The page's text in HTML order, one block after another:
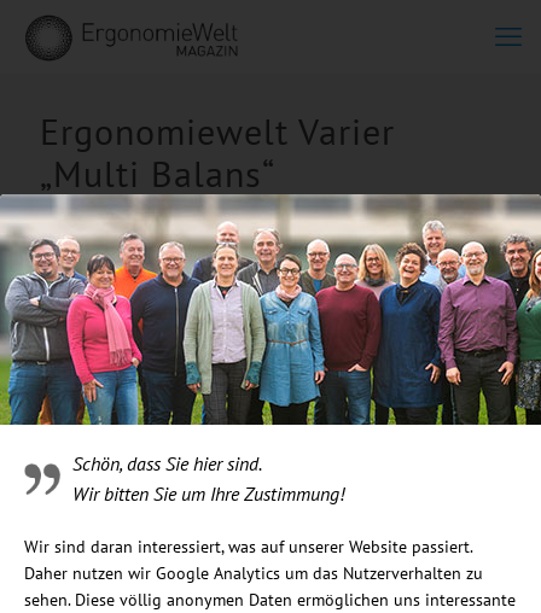
Ergonomiewelt Varier
„Multi Balans“
Schön, dass Sie hier sind.
Wir bitten Sie um Ihre Zustimmung!
Wir sind daran interessiert, was auf unserer Website passiert.
Daher nutzen wir Google Analytics um das Nutzerverhalten zu
sehen. Diese völlig anonymen Daten ermöglichen uns interessante